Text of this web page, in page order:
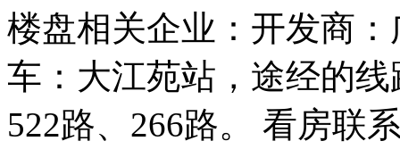
楼盘相关企业：开发商
车：大江苑站，途经的
522路、266路。 看房联